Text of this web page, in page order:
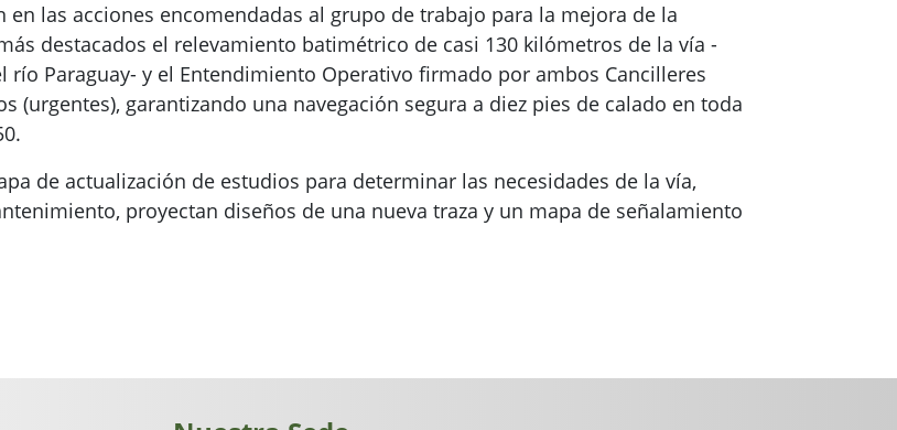
las acciones encomendadas al grupo de trabajo para la mejora de la
destacados el relevamiento batimétrico de casi 130 kilómetros de la vía -
río Paraguay- y el Entendimiento Operativo firmado por ambos Cancilleres
(urgentes), garantizando una navegación segura a diez pies de calado en toda
de actualización de estudios para determinar las necesidades de la vía,
proyectan diseños de una nueva traza y un mapa de señalamiento